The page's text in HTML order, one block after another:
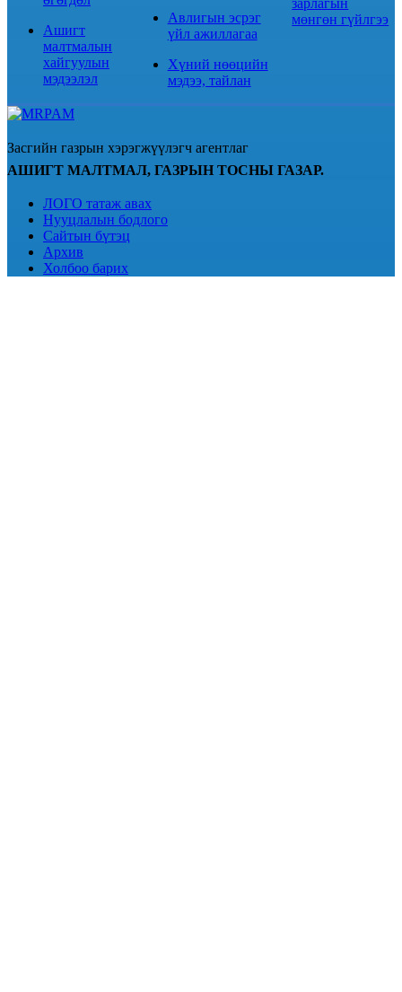
Ашигт
малтмалын
хайгуулын
мэдээлэл
Авлигын эсрэг
үйл ажиллагаа
Хүний нөөцийн
мэдээ, тайлан
зарлагын
мөнгөн гүйлгээ
Засгийн газрын хэрэгжүүлэгч агентлаг
АШИГТ МАЛТМАЛ, ГАЗРЫН ТОСНЫ ГАЗАР.
ЛОГО татаж авах
Нууцлалын бодлого
Сайтын бүтэц
Архив
Холбоо барих